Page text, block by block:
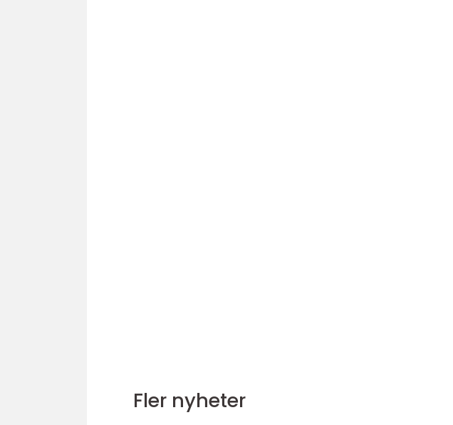
Fler nyheter